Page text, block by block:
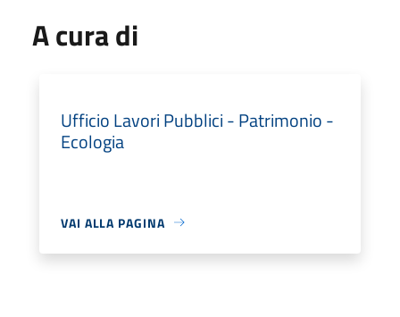
A cura di
Ufficio Lavori Pubblici - Patrimonio -
Ecologia
VAI ALLA PAGINA